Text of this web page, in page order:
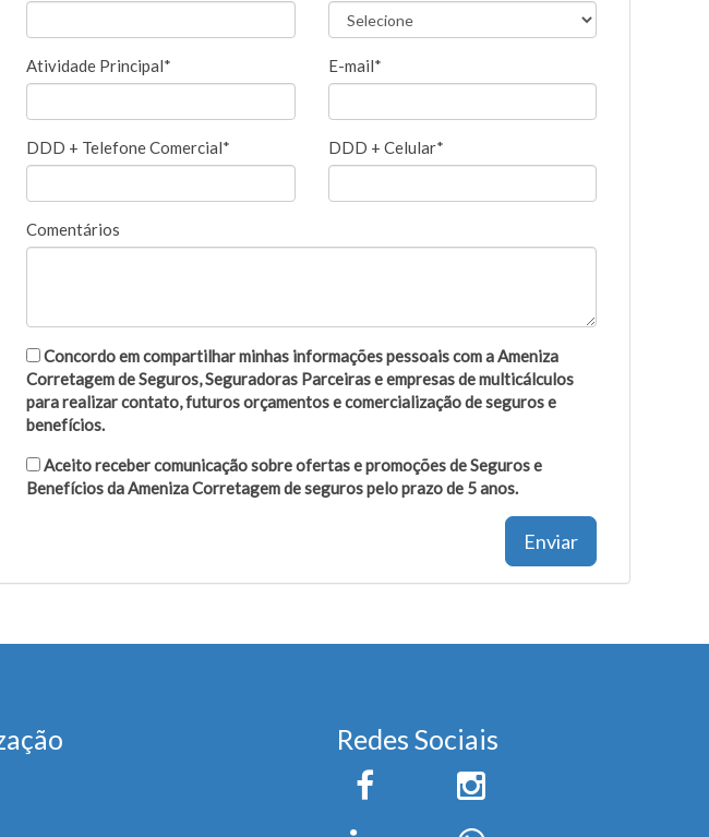
Atividade Principal* E-mail*
DDD + Telefone Comercial* DDD + Celular*
Comentários
Concordo em compartilhar minhas informações pessoais com a Ameniza
Corretagem de Seguros, Seguradoras Parceiras e empresas de multicálculos
para realizar contato, futuros orçamentos e comercialização de seguros e
benefícios.
Aceito receber comunicação sobre ofertas e promoções de Seguros e
Benefícios da Ameniza Corretagem de seguros pelo prazo de 5 anos.
Enviar
Redes Sociais